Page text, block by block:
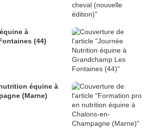
à
(44)
équine à
(Marne)